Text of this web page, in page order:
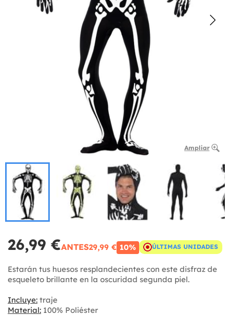
Ampliar
26,99 €ANTES29,99 € 10% ÚLTIMAS UNIDADES
Estarán tus huesos resplandecientes con este disfraz de
esqueleto brillante en la oscuridad segunda piel.
Incluye: traje
Material: 100% Poliéster